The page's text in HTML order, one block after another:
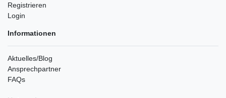
Registrieren
Login
Informationen
Aktuelles/Blog
Ansprechpartner
FAQs